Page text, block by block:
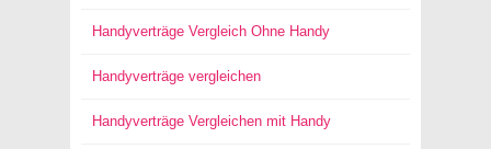
Handyverträge Vergleich Ohne Handy
Handyverträge vergleichen
Handyverträge Vergleichen mit Handy